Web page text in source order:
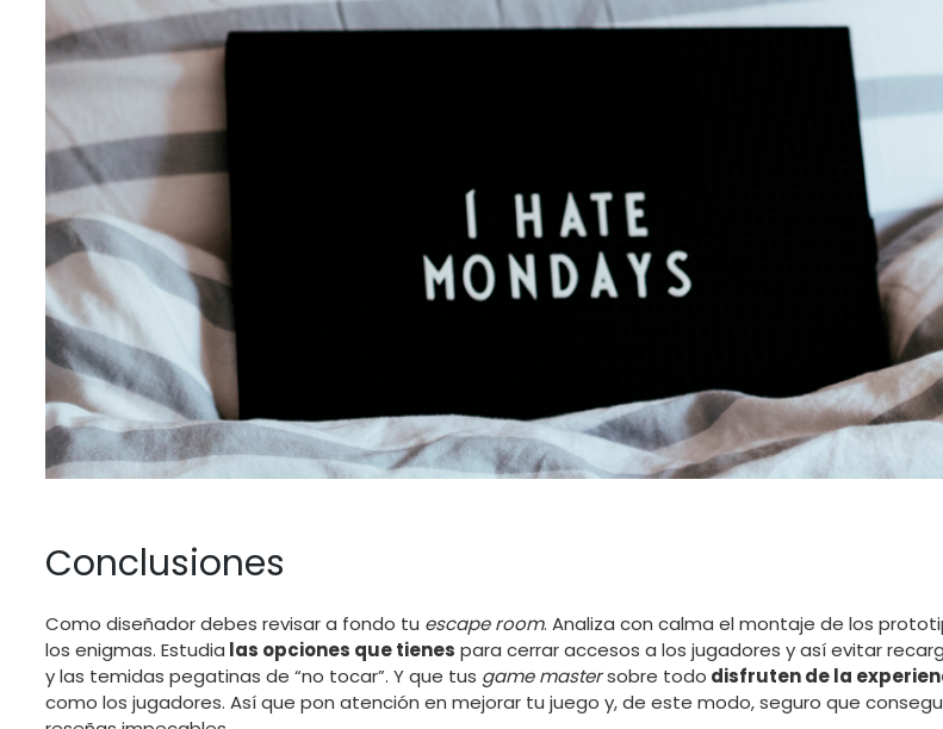
Conclusiones
Como diseñador debes revisar a fondo tu escape room. Analiza con calma el montaje de los
los enigmas. Estudia las opciones que tienes para cerrar accesos a los jugadores y así evitar
y las temidas pegatinas de “no tocar”. Y que tus game mastersobre todo disfruten de la
como los jugadores. Así que pon atención en mejorar tu juego y, de este modo, seguro que